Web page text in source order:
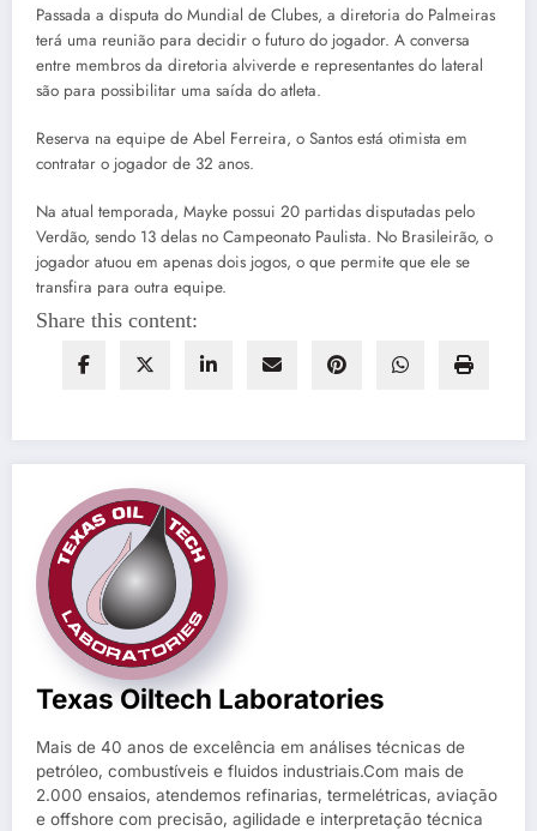
Passada a disputa do Mundial de Clubes, a diretoria do Palmeiras
terá uma reunião para decidir o futuro do jogador. A conversa
entre membros da diretoria alviverde e representantes do lateral
são para possibilitar uma saída do atleta.
Reserva na equipe de Abel Ferreira, o Santos está otimista em
contratar o jogador de 32 anos.
Na atual temporada, Mayke possui 20 partidas disputadas pelo
Verdão, sendo 13 delas no Campeonato Paulista. No Brasileirão, o
jogador atuou em apenas dois jogos, o que permite que ele se
transfira para outra equipe.
Share this content:
Texas Oiltech Laboratories
Mais de 40 anos de excelência em análises técnicas de
petróleo, combustíveis e fluidos industriais.Com mais de
2.000 ensaios, atendemos refinarias, termelétricas, aviação
e offshore com precisão, agilidade e interpretação técnica